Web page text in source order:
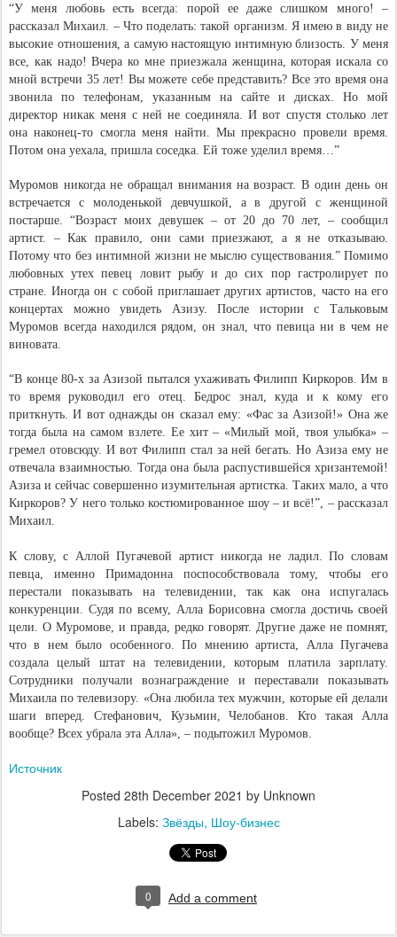
“У меня любовь есть всегда: порой ее даже слишком много! –
рассказал Михаил. – Что поделать: такой организм. Я имею в виду не
высокие отношения, а самую настоящую интимную близость. У меня
все, как надо! Вчера ко мне приезжала женщина, которая искала со
мной встречи 35 лет! Вы можете себе представить? Все это время она
звонила по телефонам, указанным на сайте и дисках. Но мой
директор никак меня с ней не соединяла. И вот спустя столько лет
она наконец-то смогла меня найти. Мы прекрасно провели время.
Потом она уехала, пришла соседка. Ей тоже уделил время…”
Муромов никогда не обращал внимания на возраст. В один день он
встречается с молоденькой девчушкой, а в другой с женщиной
постарше. “Возраст моих девушек – от 20 до 70 лет, – сообщил
артист. – Как правило, они сами приезжают, а я не отказываю.
Потому что без интимной жизни не мыслю существования.” Помимо
любовных утех певец ловит рыбу и до сих пор гастролирует по
стране. Иногда он с собой приглашает других артистов, часто на его
концертах можно увидеть Азизу. После истории с Тальковым
Муромов всегда находился рядом, он знал, что певица ни в чем не
виновата.
“В конце 80-х за Азизой пытался ухаживать Филипп Киркоров. Им в
то время руководил его отец. Бедрос знал, куда и к кому его
приткнуть. И вот однажды он сказал ему: «Фас за Азизой!» Она же
тогда была на самом взлете. Ее хит – «Милый мой, твоя улыбка» –
гремел отовсюду. И вот Филипп стал за ней бегать. Но Азиза ему не
отвечала взаимностью. Тогда она была распустившейся хризантемой!
Азиза и сейчас совершенно изумительная артистка. Таких мало, а что
Киркоров? У него только костюмированное шоу – и всё!”, – рассказал
Михаил.
К слову, с Аллой Пугачевой артист никогда не ладил. По словам
певца, именно Примадонна поспособствовала тому, чтобы его
перестали показывать на телевидении, так как она испугалась
конкуренции. Судя по всему, Алла Борисовна смогла достичь своей
цели. О Муромове, и правда, редко говорят. Другие даже не помнят,
что в нем было особенного. По мнению артиста, Алла Пугачева
создала целый штат на телевидении, которым платила зарплату.
Сотрудники получали вознаграждение и переставали показывать
Михаила по телевизору. «Она любила тех мужчин, которые ей делали
шаги вперед. Стефанович, Кузьмин, Челобанов. Кто такая Алла
вообще? Всех убрала эта Алла», – подытожил Муромов.
Источник
Posted 28th December 2021 by Unknown
Labels: Звёзды Шоу-бизнес
0 Add a comment